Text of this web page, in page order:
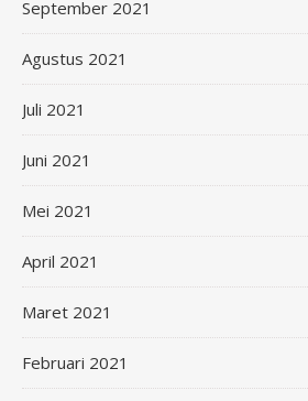
September 2021
Agustus 2021
Juli 2021
Juni 2021
Mei 2021
April 2021
Maret 2021
Februari 2021